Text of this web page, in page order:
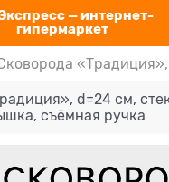
— интернет-
гипермаркет
d=24 см,
съёмная ручка